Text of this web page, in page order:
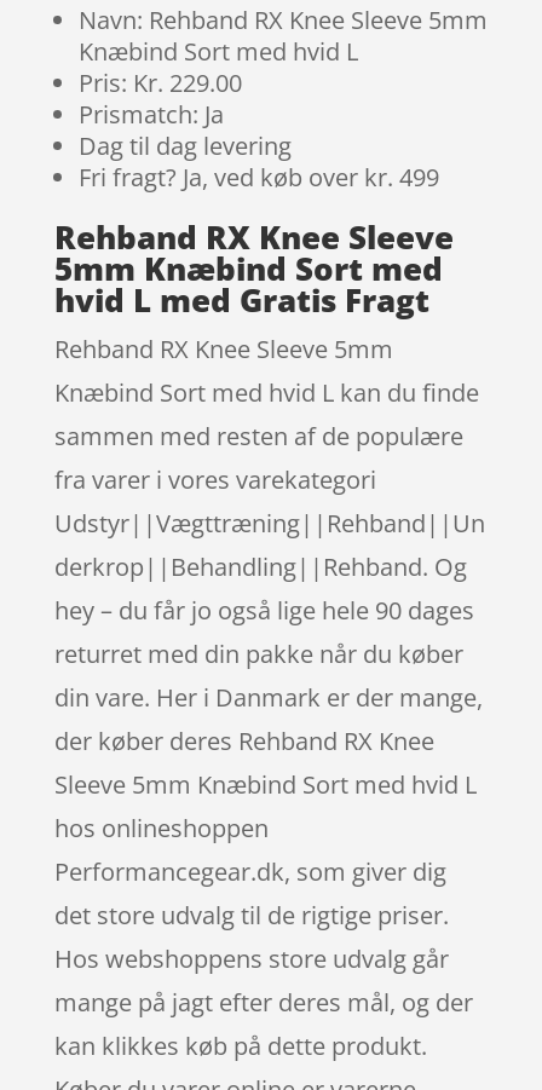
Navn: Rehband RX Knee Sleeve 5mm
Knæbind Sort med hvid L
Pris: Kr. 229.00
Prismatch: Ja
Dag til dag levering
Fri fragt? Ja, ved køb over kr. 499
Rehband RX Knee Sleeve
5mm Knæbind Sort med
hvid L med Gratis Fragt
Rehband RX Knee Sleeve 5mm
Knæbind Sort med hvid L kan du finde
sammen med resten af de populære
fra varer i vores varekategori
Udstyr||Vægttræning||Rehband||Un
derkrop||Behandling||Rehband. Og
hey – du får jo også lige hele 90 dages
returret med din pakke når du køber
din vare. Her i Danmark er der mange,
der køber deres Rehband RX Knee
Sleeve 5mm Knæbind Sort med hvid L
hos onlineshoppen
Performancegear.dk, som giver dig
det store udvalg til de rigtige priser.
Hos webshoppens store udvalg går
mange på jagt efter deres mål, og der
kan klikkes køb på dette produkt.